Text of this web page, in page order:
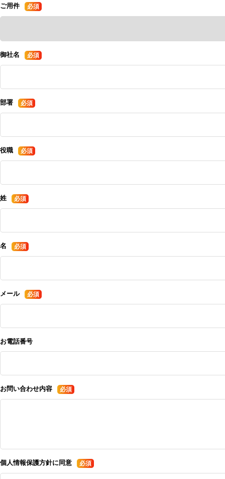
ご用件
御社名
部署
役職
姓
名
メール
お電話番号
お問い合わせ内容
個人情報保護方針に同意